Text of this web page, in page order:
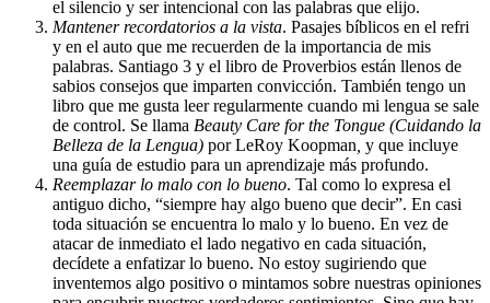
el silencio y ser intencional con las palabras que elijo.
Mantener recordatorios a la vista. Pasajes bíblicos en el refri
y en el auto que me recuerden de la importancia de mis
palabras. Santiago 3 y el libro de Proverbios están llenos de
sabios consejos que imparten convicción. También tengo un
libro que me gusta leer regularmente cuando mi lengua se sale
de control. Se llama Beauty Care for the Tongue (Cuidando la
Belleza de la Lengua) por LeRoy Koopman y que incluye
una guía de estudio para un aprendizaje más profundo.
Reemplazar lo malo con lo bueno. Tal como lo expresa el
antiguo dicho, “siempre hay algo bueno que decir”. En casi
toda situación se encuentra lo malo y lo bueno. En vez de
atacar de inmediato el lado negativo en cada situación,
decídete a enfatizar lo bueno. No estoy sugiriendo que
inventemos algo positivo o mintamos sobre nuestras opiniones